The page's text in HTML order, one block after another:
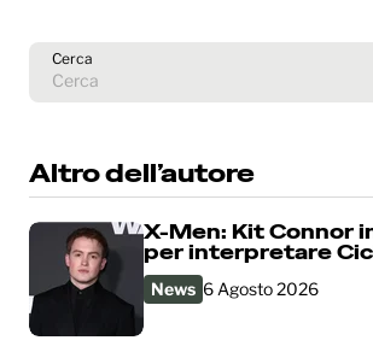
Cerca
Altro dell’autore
X-Men: Kit Connor
per interpretare
News 6 Agosto 2026